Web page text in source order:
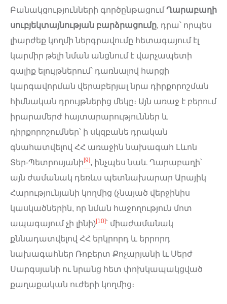
Բանակցությունների գործընթացումՂարաբաղի
սուբյեկտայնության բարձրացումը, դրա՝ որպես
լիարժեք կողմի ներգրավումը հետագայում էլ
կարմիր թելի նման անցնում է վարչապետի
գալիք ելույթներում՝ դառնալով հարցի
կարգավորման վերաբերյալ նրա դիրքորոշման
հիմնական դրույթներից մեկը։ Այն առաջ է բերում
իրարամերժ հայտարարություններ և
դիրքորոշումներ՝ ի սկզբանե դրական
գնահատվելով ՀՀ առաջին նախագահ Լևոն
Տեր-Պետրոսյանի [9], ինչպես նաև Ղարաբաղի՝
այն ժամանակ դեռևս պետնախարար Արայիկ
Հարությունյանի կողմից (չնայած վերջինիս
կասկածներին, որ նման հաջողություն մոտ
ապագայում չի լինի)[10]՝ միաժամանակ
քննադատվելով ՀՀ երկրորդ և երրորդ
նախագահներ Ռոբերտ Քոչարյանի և Սերժ
Սարգսյանի ու նրանց հետ փոխկապակցված
քաղաքական ուժերի կողմից։